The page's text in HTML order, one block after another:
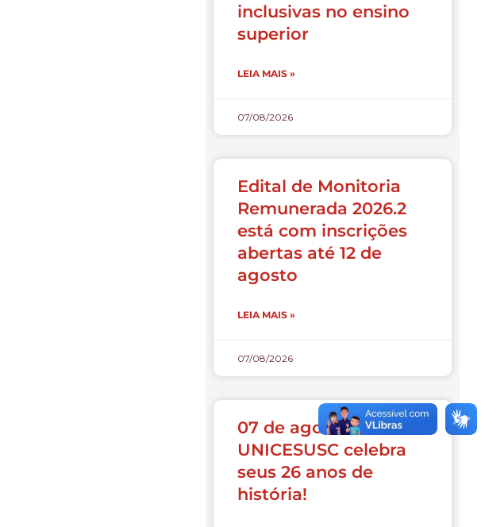
inclusivas no ensino
superior
LEIA MAIS »
07/08/2026
Edital de Monitoria
Remunerada 2026.2
está com inscrições
abertas até 12 de
agosto
LEIA MAIS »
07/08/2026
07 de agosto:
UNICESUSC celebra
seus 26 anos de
história!